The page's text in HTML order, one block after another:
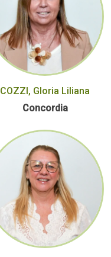
COZZI, Gloria Liliana
Concordia